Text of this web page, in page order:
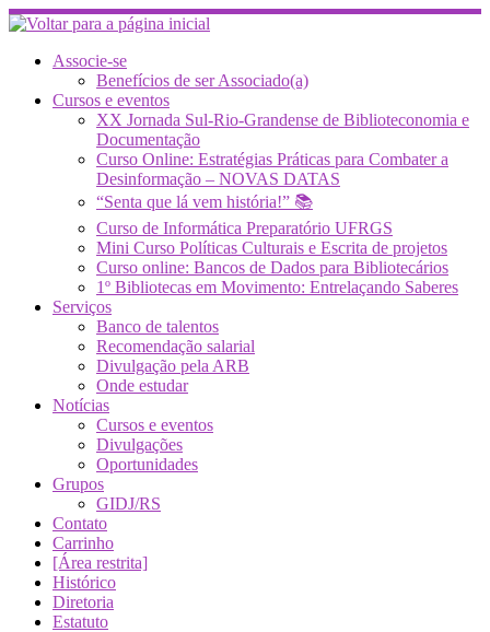
Skip
to
contentAssocie-se
Benefícios de ser Associado(a)
Cursos e eventos
XX Jornada Sul-Rio-Grandense de Biblioteconomia e
Documentação
Curso Online: Estratégias Práticas para Combater a
Desinformação – NOVAS DATAS
“Senta que lá vem história!” 📚
Curso de Informática Preparatório UFRGS
Mini Curso Políticas Culturais e Escrita de projetos
Curso online: Bancos de Dados para Bibliotecários
1º Bibliotecas em Movimento: Entrelaçando Saberes
Serviços
Banco de talentos
Recomendação salarial
Divulgação pela ARB
Onde estudar
Notícias
Cursos e eventos
Divulgações
Oportunidades
Grupos
GIDJ/RS
Contato
Carrinho
[Área restrita]
Histórico
Diretoria
Estatuto